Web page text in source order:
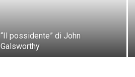
“Il possidente” di John
Galsworthy